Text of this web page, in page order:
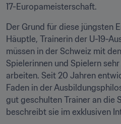
17-Europameisterschaft.
Der Grund für diese jüngsten
Häuptle, Trainerin der U-19-
müssen in der Schweiz mit
Spielerinnen und Spielern
arbeiten. Seit 20 Jahren
Faden in der
gut geschulten Trainer an die
beschreibt sie im exklusiven